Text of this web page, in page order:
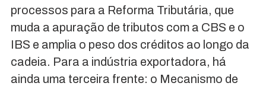
processos para a Reforma Tributária, que
muda a apuração de tributos com a CBS e o
IBS e amplia o peso dos créditos ao longo da
cadeia. Para a indústria exportadora, há
ainda uma terceira frente: o Mecanismo de